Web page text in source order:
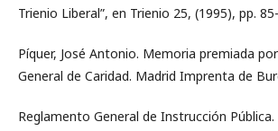
Trienio Liberal”, en Trienio 25, (1995), pp.
Píquer, José Antonio. Memoria premiada
General de Caridad. Madrid Imprenta de
Reglamento General de Instrucción Pública.